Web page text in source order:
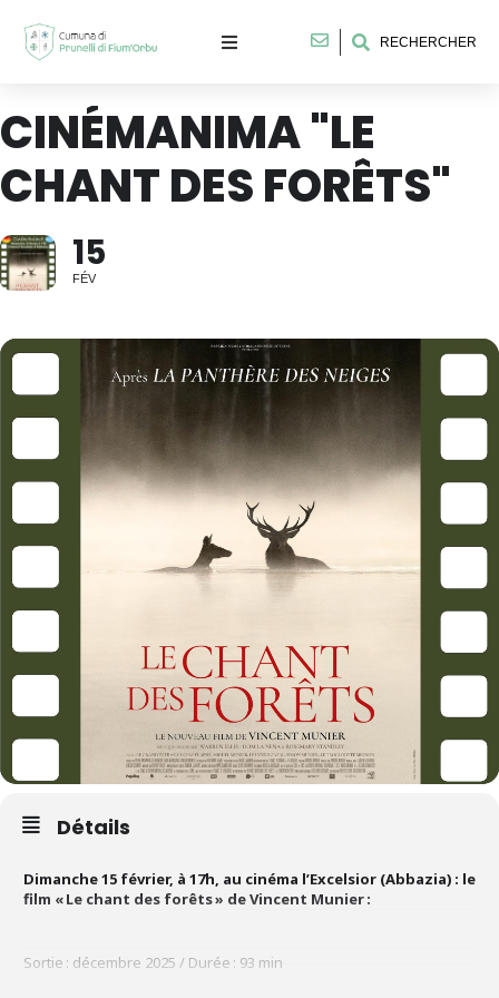
RECHERCHER
CINÉMANIMA "LE
CHANT DES FORÊTS"
15
FÉV
Détails
Dimanche 15 février, à 17h, au cinéma l’Excelsior (Abbazia) : le
film « Le chant des forêts » de Vincent Munier :
Sortie : décembre 2025 / Durée : 93 min